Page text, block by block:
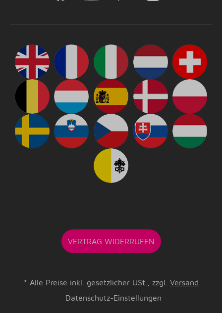
VERTRAG WIDERRUFEN
* Alle Preise inkl. gesetzlicher USt., zzgl. Versand
Datenschutz-Einstellungen